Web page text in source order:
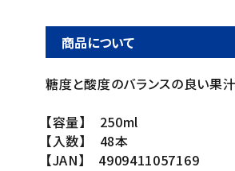
商品について
糖度と酸度のバランスの良い果
【容量】 250ml
【入数】 48本
【JAN】 4909411057169